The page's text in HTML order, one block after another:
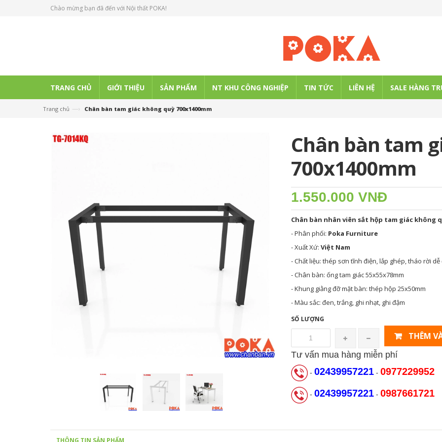
Chào mừng bạn đã đến với Nội thất POKA!
TRANG CHỦ GIỚI THIỆU SẢN PHẨM NT KHU CÔNG NGHIỆP TIN TỨC LIÊN HỆ SALE HÀNG
Trang chủ —› Chân bàn tam giác không quỳ 700x1400mm
Chân bàn tam
700x1400mm
1.550.000 VNĐ
Chân bàn nhân viên sắt hộp tam giác không
- Phân phối: Poka Furniture
- Xuất Xứ: Việt Nam
- Chất liệu: thép sơn tĩnh điện, lắp ghép, tháo rời dễ
- Chân bàn: ống tam giác 55x55x78mm
- Khung giằng đỡ mặt bàn: thép hộp 25x50mm
- Màu sắc: đen, trắng, ghi nhạt, ghi đậm
SỐ LƯỢNG
THÊM
Tư vấn mua hàng miễn phí
- 02439957221- 0977229952
- 02439957221- 0987661721
THÔNG TIN SẢN PHẨM